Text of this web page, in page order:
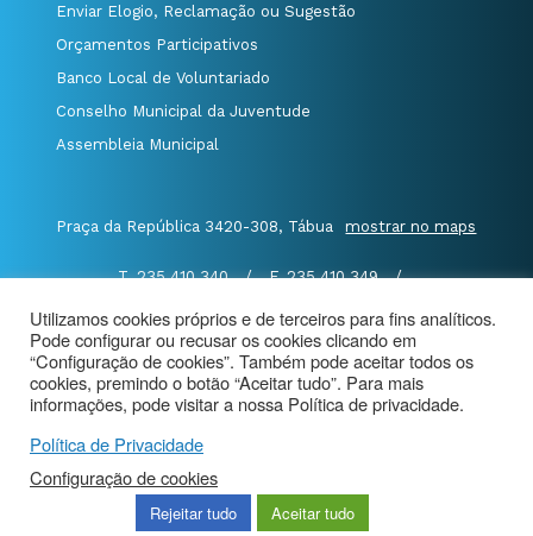
Enviar Elogio, Reclamação ou Sugestão
Orçamentos Participativos
Banco Local de Voluntariado
Conselho Municipal da Juventude
Assembleia Municipal
Praça da República 3420-308, Tábua mostrar no maps
T. 235 410 340 / F. 235 410 349
/
@Município de Tábua | Mapa do Portal
|
Politica de Privacidade
|
Aviso de Privacidade - Videovigilância
Utilizamos cookies próprios e de terceiros para fins analíticos.
Pode configurar ou recusar os cookies clicando em
“Configuração de cookies”. Também pode aceitar todos os
cookies, premindo o botão “Aceitar tudo”. Para mais
informações, pode visitar a nossa Política de privacidade.
Política de Privacidade
Configuração de cookies
Rejeitar tudo Aceitar tudo